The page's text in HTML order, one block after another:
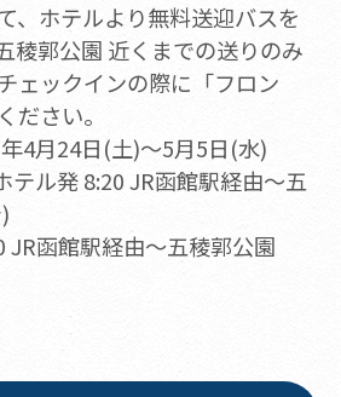
、ホテルより無料送迎バスを
稜郭公園 近くまでの送りのみ
ェックインの際に「フロン
ださい。
年4月24日(土)～5月5日(水)
テル発 8:20 JR函館駅経由～五
JR函館駅経由～五稜郭公園